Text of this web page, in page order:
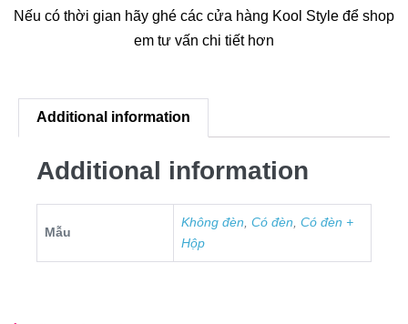
Nếu có thời gian hãy ghé các cửa hàng Kool Style để shop
em tư vấn chi tiết hơn
Additional information
Additional information
Mẫu
Không đèn Có đèn Có đèn +
Hộp